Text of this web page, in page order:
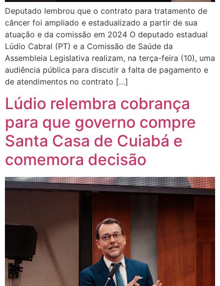
Deputado lembrou que o contrato para tratamento de
câncer foi ampliado e estadualizado a partir de sua
atuação e da comissão em 2024 O deputado estadual
Lúdio Cabral (PT) e a Comissão de Saúde da
Assembleia Legislativa realizam, na terça-feira (10), uma
audiência pública para discutir a falta de pagamento e
de atendimentos no contrato […]
Lúdio relembra cobrança
para que governo compre
Santa Casa de Cuiabá e
comemora decisão